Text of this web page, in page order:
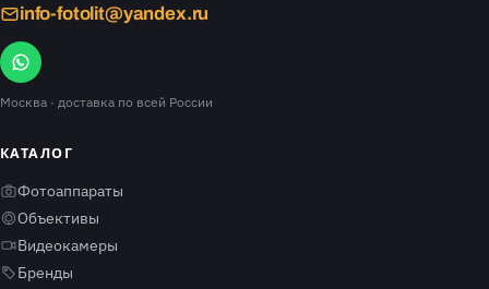
info-fotolit@yandex.ru
Москва · доставка по всей России
КАТАЛОГ
Фотоаппараты
Объективы
Видеокамеры
Бренды